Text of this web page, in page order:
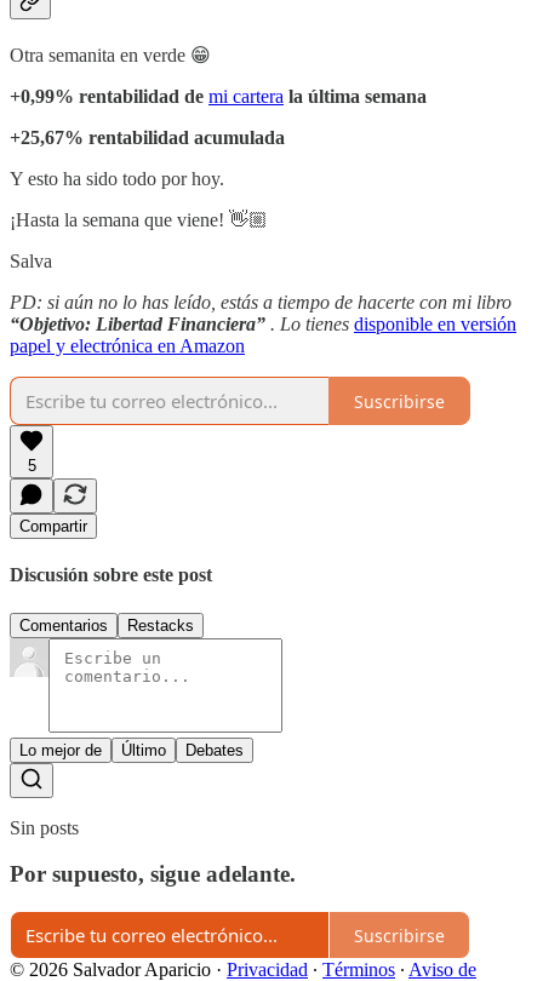
Otra semanita en verde 😁
+0,99% rentabilidad de mi cartera la última semana
+25,67% rentabilidad acumulada
Y esto ha sido todo por hoy.
¡Hasta la semana que viene! 👋🏼
Salva
PD: si aún no lo has leído, estás a tiempo de hacerte con mi libro
“Objetivo: Libertad Financiera” . Lo tienes disponible en versión
papel y electrónica en Amazon
Suscribirse
5
Compartir
Discusión sobre este post
Comentarios Restacks
Lo mejor de Último Debates
Sin posts
Por supuesto, sigue adelante.
Suscribirse
© 2026 Salvador Aparicio · Privacidad ∙ Términos ∙ Aviso de